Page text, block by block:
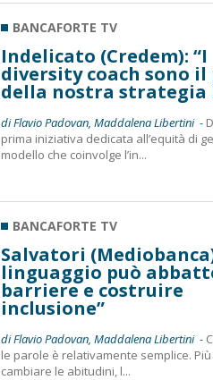
BANCAFORTE TV
Indelicato (Credem): “I
diversity coach sono il
della nostra strategia
di Flavio Padovan, Maddalena Libertini -
prima iniziativa dedicata all’equità di
modello che coinvolge l’in...
BANCAFORTE TV
Salvatori
linguaggio può
barriere e costruire
inclusione”
di Flavio Padovan, Maddalena Libertini -
le parole è relativamente semplice.
cambiare le abitudini, l...